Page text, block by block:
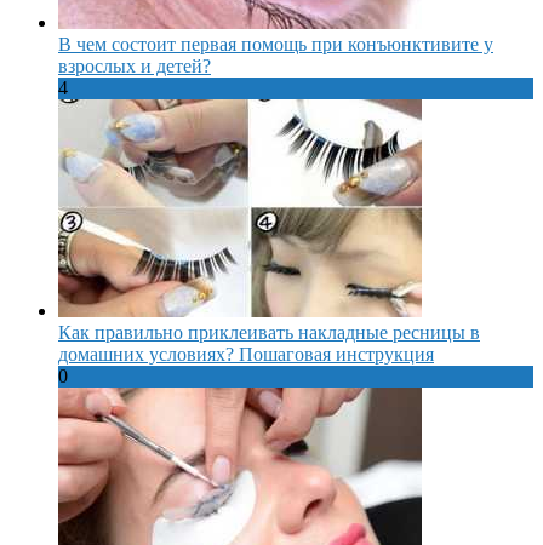
В чем состоит первая помощь при конъюнктивите у
взрослых и детей?
4
Как правильно приклеивать накладные ресницы в
домашних условиях? Пошаговая инструкция
0